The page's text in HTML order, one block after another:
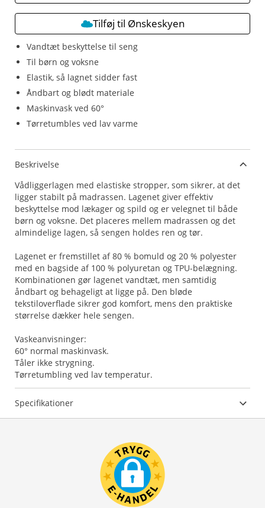
Vandtæt beskyttelse til seng
Til børn og voksne
Elastik, så lagnet sidder fast
Åndbart og blødt materiale
Maskinvask ved 60°
Tørretumbles ved lav varme
Tilføj til Ønskeskyen
Beskrivelse
Vådliggerlagen med elastiske stropper, som sikrer, at det
ligger stabilt på madrassen. Lagenet giver effektiv
beskyttelse mod lækager og spild og er velegnet til både
børn og voksne. Det placeres mellem madrassen og det
almindelige lagen, så sengen holdes ren og tør.
Lagenet er fremstillet af 80 % bomuld og 20 % polyester
med en bagside af 100 % polyuretan og TPU-belægning.
Kombinationen gør lagenet vandtæt, men samtidig
åndbart og behageligt at ligge på. Den bløde
tekstiloverflade sikrer god komfort, mens den praktiske
størrelse dækker hele sengen.
Vaskeanvisninger:
60° normal maskinvask.
Tåler ikke strygning.
Tørretumbling ved lav temperatur.
Specifikationer